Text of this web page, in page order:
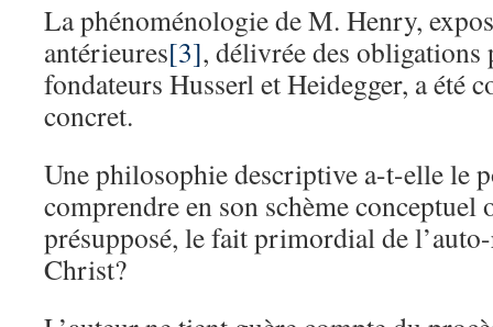
La phénoménologie de M. Henry,
antérieures[3], délivrée des obligations
fondateurs Husserl et Heidegger, a été
concret.
Une philosophie descriptive a-t-elle le
comprendre en son schème conceptuel
présupposé, le fait primordial de
Christ?